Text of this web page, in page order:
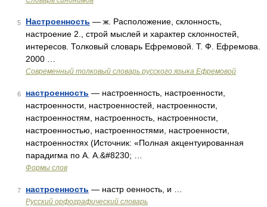
5 Настроенность — ж. Расположение, склонность,
настроение 2., строй мыслей и характер склонностей,
интересов. Толковый словарь Ефремовой. Т. Ф. Ефремова.
2000 …
Современный толковый словарь русского языка Ефремовой
6 настроенность — настроенность, настроенности,
настроенности, настроенностей, настроенности,
настроенностям, настроенность, настроенности,
настроенностью, настроенностями, настроенности,
настроенностях (Источник: «Полная акцентуированная
парадигма по А. А.&#8230; …
Формы слов
7 настроенность — настр оенность, и …
Русский орфографический словарь